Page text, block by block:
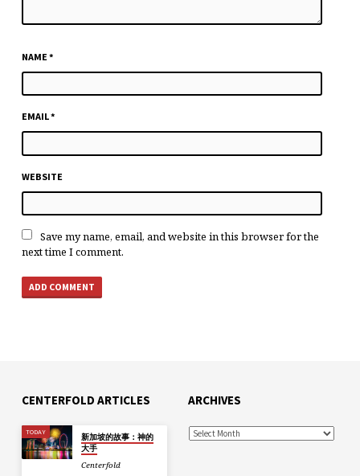
NAME*
EMAIL*
WEBSITE
Save my name, email, and website in this browser for the
next time I comment.
CENTERFOLD ARTICLES
TODAY
新加坡的故事：神的
大手
Centerfold
ARCHIVES